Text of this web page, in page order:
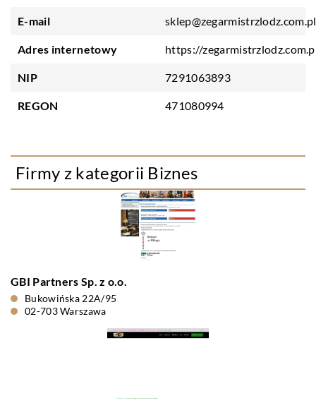
E-mail sklep@zegarmistrzlodz.com.pl
Adres internetowy https://
NIP 7291063893
REGON 471080994
Firmy z kategorii Biznes
GBI Partners Sp. z o.o.
Bukowińska 22A/95
02-703 Warszawa